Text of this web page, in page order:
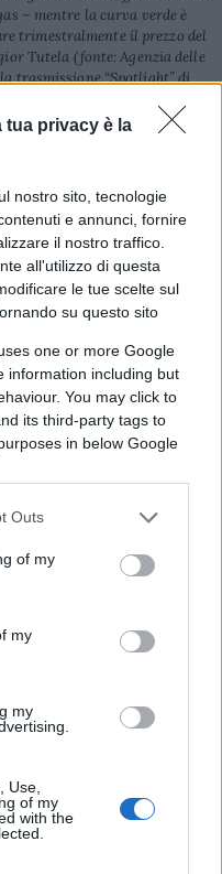
tua privacy è la
nostro sito, tecnologie
e annunci, fornire
il nostro traffico.
all'utilizzo di questa
le tue scelte sul
su questo sito
one or more Google
information including but
You may click to
its third-party tags to
in below Google
Outs
of my
my
my
Use,
of my
with the
– mentre la curva verde è
trimestralmente il prezzo del
Tutela (fonte: Agenzia delle
trasmissione “Spotlight” di
la curva rossa
– ovvero al suo
che mostra,
finanziari e
è letteralmente
che sta fra la curva
non stupisce,
gas “doganali”), vi
“fisiche” che
di fornitura
spot TTF), si
termine guidati
altre parole da pura
borse, il PSV e il
si tratta infatti
The Counter
base di contratti
essere assimilati